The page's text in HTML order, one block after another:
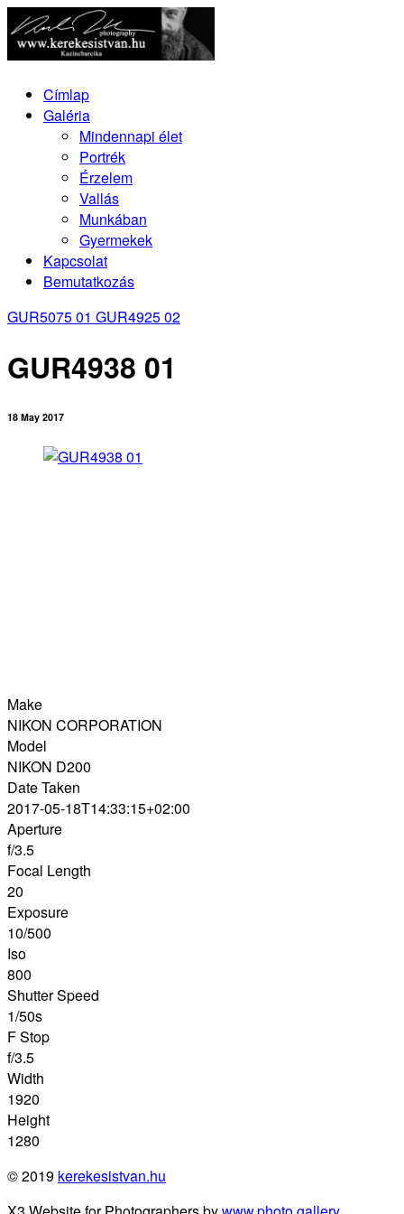
Címlap
Galéria
Mindennapi élet
Portrék
Érzelem
Vallás
Munkában
Gyermekek
Kapcsolat
Bemutatkozás
GUR5075 01 GUR4925 02
GUR4938 01
18 May 2017
Make
NIKON CORPORATION
Model
NIKON D200
Date Taken
2017-05-18T14:33:15+02:00
Aperture
f/3.5
Focal Length
20
Exposure
10/500
Iso
800
Shutter Speed
1/50s
F Stop
f/3.5
Width
1920
Height
1280
© 2019 kerekesistvan.hu